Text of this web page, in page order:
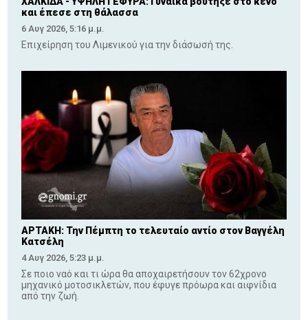
και έπεσε στη θάλασσα
6 Αυγ 2026, 5:16 μ.μ.
Επιχείρηση του Λιμενικού για την διάσωσή της.
ΑΡΤΑΚΗ: Την Πέμπτη το τελευταίο αντίο στον Βαγγέλη
Κατσέλη
4 Αυγ 2026, 5:23 μ.μ.
Σε ποιο ναό και τι ώρα θα αποχαιρετήσουν τον 62χρονο
μηχανικό μοτοσικλετών, που έφυγε πρόωρα και αιφνίδια
από την ζωή.